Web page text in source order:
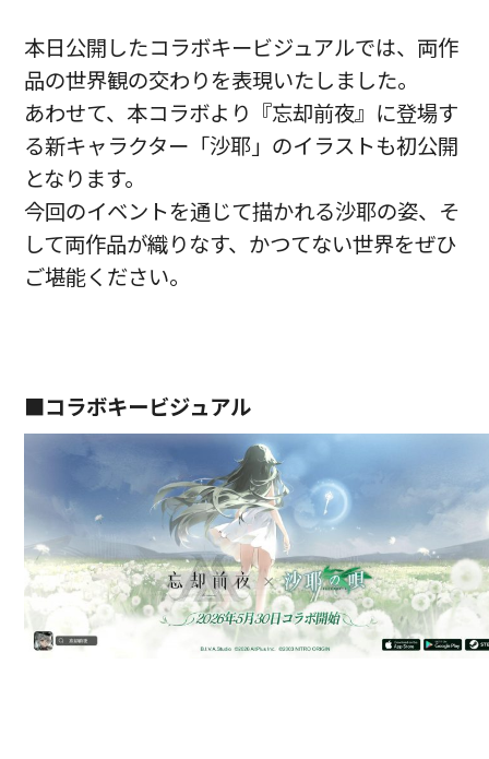
本日公開したコラボキービジュアルでは、両作
品の世界観の交わりを表現いたしました。
あわせて、本コラボより『忘却前夜』に登場す
る新キャラクター「沙耶」のイラストも初公開
となります。
今回のイベントを通じて描かれる沙耶の姿、そ
して両作品が織りなす、かつてない世界をぜひ
ご堪能ください。
■コラボキービジュアル